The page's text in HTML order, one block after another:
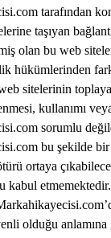
tarafından
taşıyan
olan bu web
hükümlerinden
sitelerinin
kullanımı
sorumlu
bu şekilde bir
ortaya
kabul
olduğu anlamına